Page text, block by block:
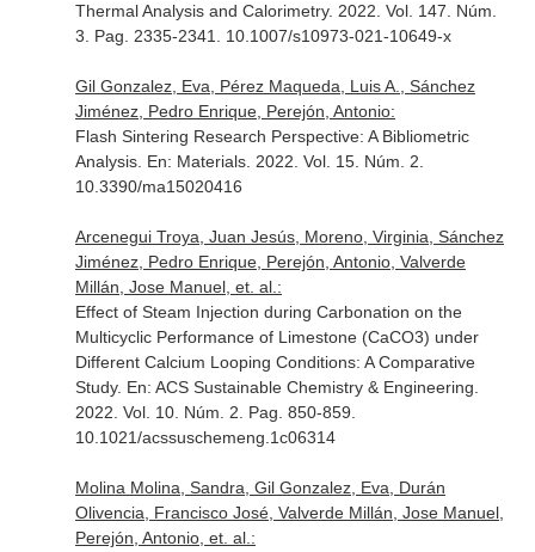
Thermal Analysis and Calorimetry. 2022. Vol. 147. Núm.
3. Pag. 2335-2341. 10.1007/s10973-021-10649-x
Gil Gonzalez, Eva, Pérez Maqueda, Luis A., Sánchez
Jiménez, Pedro Enrique, Perejón, Antonio:
Flash Sintering Research Perspective: A Bibliometric
Analysis. En: Materials. 2022. Vol. 15. Núm. 2.
10.3390/ma15020416
Arcenegui Troya, Juan Jesús, Moreno, Virginia, Sánchez
Jiménez, Pedro Enrique, Perejón, Antonio, Valverde
Millán, Jose Manuel, et. al.:
Effect of Steam Injection during Carbonation on the
Multicyclic Performance of Limestone (CaCO3) under
Different Calcium Looping Conditions: A Comparative
Study. En: ACS Sustainable Chemistry & Engineering
2022. Vol. 10. Núm. 2. Pag. 850-859.
10.1021/acssuschemeng.1c06314
Molina Molina, Sandra, Gil Gonzalez, Eva, Durán
Olivencia, Francisco José, Valverde Millán, Jose Manuel,
Perejón, Antonio, et. al.: